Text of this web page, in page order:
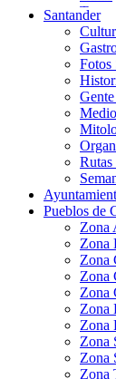
Teatros
Santander
Fotos
Rutas
Pueblos de
Zona
Zona
Zona
Zona
Zona
Zona
Zona
Zona
Zona
Zona